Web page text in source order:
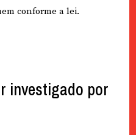
conforme a lei.
investigado por